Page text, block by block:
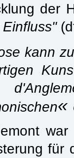
der
kann
«
für